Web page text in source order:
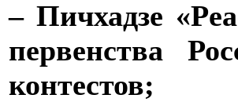
– Пичхадзе
первенства
контестов;